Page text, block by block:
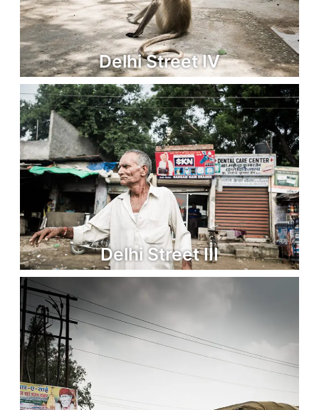
Delhi Street IV
Delhi Street III